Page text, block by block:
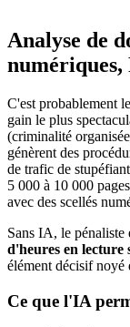
Analyse de
numériques,
C'est probablement
gain le plus
(criminalité
génèrent des
de trafic de
5 000 à 10 000
avec des scellés
Sans IA, le pénaliste
d'heures en lecture
élément décisif noyé
Ce que l'IA